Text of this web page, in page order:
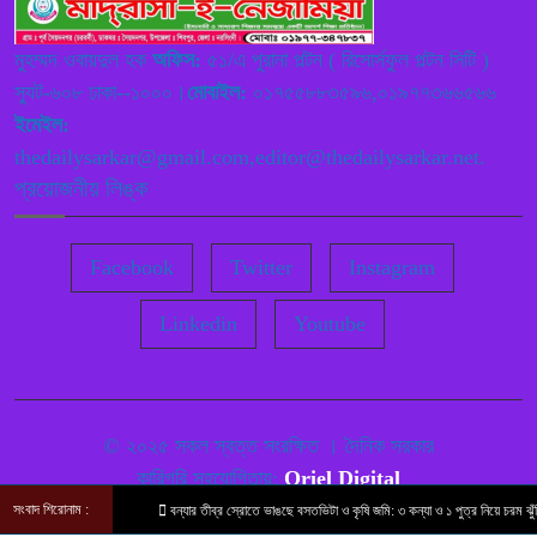
বাংলাদেশের সরকার বা এদেশ পরিচালনা
রাজতন্ত্র না গণতান্ত্রিক পদ্ধতিতে বিগত
দিনে হয়েছে ,বতমানে কি পদ্ধতিতে হচ্ছে,
ভবিষ্যতে রাজতন্ত্র না গণতান্ত্রিক হবে তা নিধারণ করে বাংলাদেশের উন্নয়ন
ঘটাতে হবে ——— বাংলাদেশ নেজামে ইসলাম পাটি
৮
৯
প্রসঙ্গ – দলিল লেখকদের অধিকার
মুহম্মদ ওবায়দুল হক অফিস: ৫১/এ পুরানা পল্টন ( রিসোর্সফুল পল্টন সিটি )
স্যুট-৬০৮ ঢাকা--১০০০। মোবাইল: ০১৭৫৫৮৮৩৫৯৬,০১৯৭৭৩৬৬৫৬৬
ইমেইল:
thedailysarkar@gmail.com,editor@thedailysarkar.net.
প্রয়োজনীয় লিঙ্ক
Facebook Twitter Instagram
Linkedin Youtube
© ২০২৫ সকল স্বত্ত সংরক্ষিত । দৈনিক সরকার
কারিগরি সহযোগিতায়:Oriel Digital
সংবাদ শিরোনাম : বন্যার তীব্র স্রোতে ভাঙছে বসতভিটা ও কৃষি জমি: ৩ কন্যা ও ১ পুত্র নিয়ে চরম ঝুঁকিতে